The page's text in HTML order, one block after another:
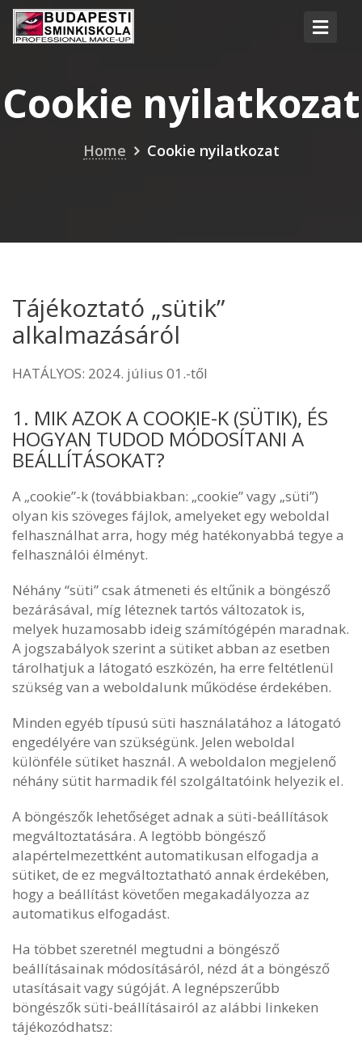
Cookie nyilatkozat
Home Cookie nyilatkozat
Tájékoztató „sütik”
alkalmazásáról
HATÁLYOS: 2024. július 01.-től
1. MIK AZOK A COOKIE-K (SÜTIK), ÉS
HOGYAN TUDOD MÓDOSÍTANI A
BEÁLLÍTÁSOKAT?
A „cookie”-k (továbbiakban: „cookie” vagy „süti”)
olyan kis szöveges fájlok, amelyeket egy weboldal
felhasználhat arra, hogy még hatékonyabbá tegye a
felhasználói élményt.
Néhány “süti” csak átmeneti és eltűnik a böngésző
bezárásával, míg léteznek tartós változatok is,
melyek huzamosabb ideig számítógépén maradnak.
A jogszabályok szerint a sütiket abban az esetben
tárolhatjuk a látogató eszközén, ha erre feltétlenül
szükség van a weboldalunk működése érdekében.
Minden egyéb típusú süti használatához a látogató
engedélyére van szükségünk. Jelen weboldal
különféle sütiket használ. A weboldalon megjelenő
néhány sütit harmadik fél szolgáltatóink helyezik el.
A böngészők lehetőséget adnak a süti-beállítások
megváltoztatására. A legtöbb böngésző
alapértelmezettként automatikusan elfogadja a
sütiket, de ez megváltoztatható annak érdekében,
hogy a beállítást követően megakadályozza az
automatikus elfogadást.
Ha többet szeretnél megtudni a böngésző
beállításainak módosításáról, nézd át a böngésző
utasításait vagy súgóját. A legnépszerűbb
böngészők süti-beállításairól az alábbi linkeken
tájékozódhatsz: